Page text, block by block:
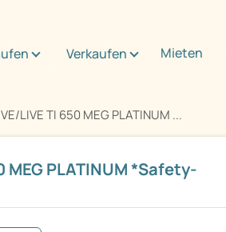
Verkaufen Mieten
LIVE TI 650 MEG PLATINUM ...
MEG PLATINUM *Safety-